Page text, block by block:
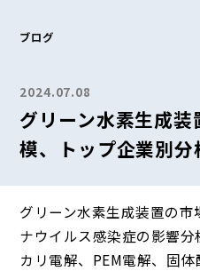
ブログ
2024.07.08
グリーン水素生成装
模、トップ企業別
グリーン水素生成装置の
ナウイルス感染症の影響
カリ電解、PEM電解、固